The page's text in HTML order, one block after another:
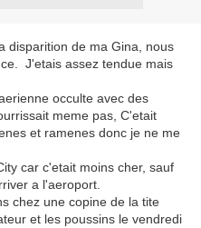
disparition de ma Gina, nous
J'etais assez tendue mais
occulte avec des
meme pas, C'etait
et ramenes donc je ne me
car c'etait moins cher, sauf
a l'aeroport.
chez une copine de la tite
et les poussins le vendredi